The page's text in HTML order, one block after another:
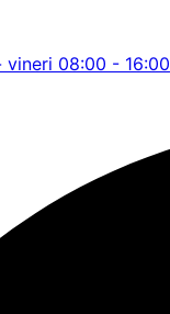
vineri 08:00 - 16:00